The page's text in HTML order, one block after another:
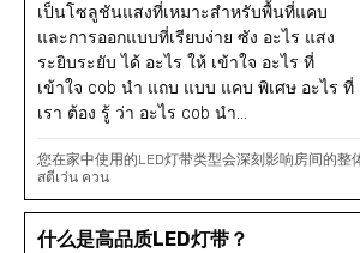
เป็นโซลูชันแสงที่เหมาะสำหรับพื้นที่แคบ
และการออกแบบที่เรียบง่าย ซัง อะไร แสง
ระยิบระยับ ได้ อะไร ให้ เข้าใจ อะไร ที่
เข้าใจ cob นำ แถบ แบบ แคบ พิเศษ อะไร ที่
เรา ต้อง รู้ ว่า อะไร cob นำ...
您在家中使用的LED灯带类型会深刻影响房间的整
สตีเว่น ควน
什么是高品质LED灯带？